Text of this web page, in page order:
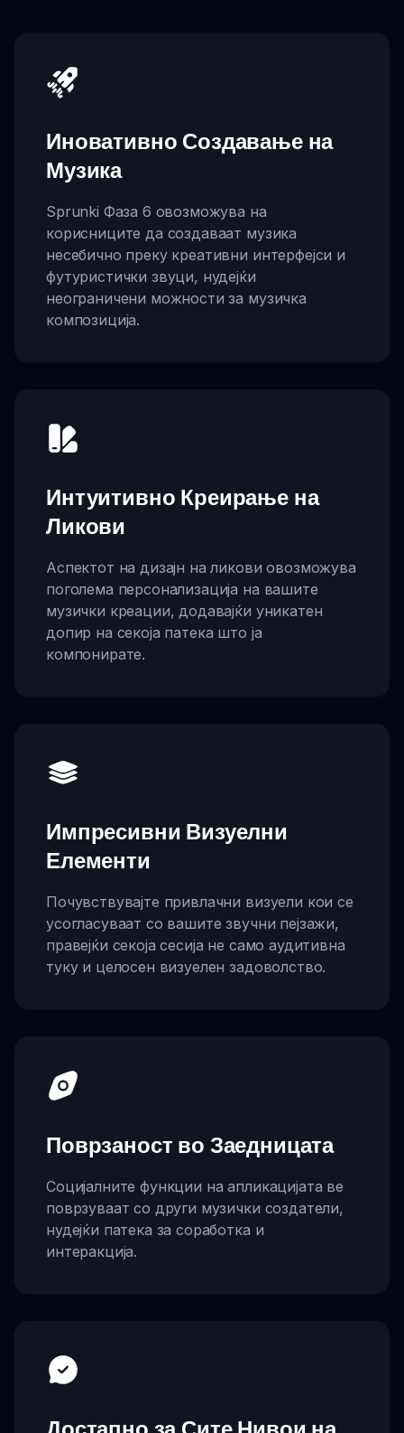
Иновативно Создавање на
Музика
Sprunki Фаза 6 овозможува на
корисниците да создаваат музика
несебично преку креативни интерфејси и
футуристички звуци, нудејќи
неограничени можности за музичка
композиција.
Интуитивно Креирање на
Ликови
Аспектот на дизајн на ликови овозможува
поголема персонализација на вашите
музички креации, додавајќи уникатен
допир на секоја патека што ја
компонирате.
Импресивни Визуелни
Елементи
Почувствувајте привлачни визуели кои се
усогласуваат со вашите звучни пејзажи,
правејќи секоја сесија не само аудитивна
туку и целосен визуелен задоволство.
Поврзаност во Заедницата
Социјалните функции на апликацијата ве
поврзуваат со други музички создатели,
нудејќи патека за соработка и
интеракција.